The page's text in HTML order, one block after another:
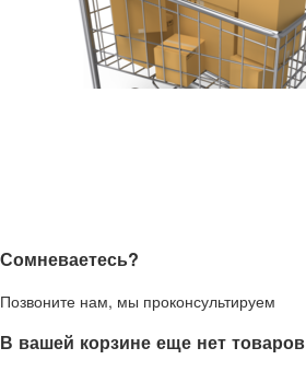
Сомневаетесь?
Позвоните нам, мы проконсультируем
В вашей корзине еще нет товаров